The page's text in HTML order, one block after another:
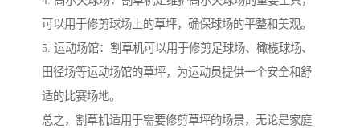
可以用于修剪球场上的草坪，确保球场的平整和美观。
5. 运动场馆：割草机可以用于修剪足球场、橄榄球场、
田径场等运动场馆的草坪，为运动员提供一个安全和舒
适的比赛场地。
总之，割草机适用于需要修剪草坪的场景，无论是家庭